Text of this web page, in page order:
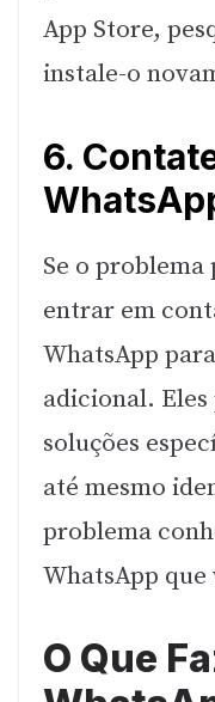
App Store,
instale-o
6.
Se o
entrar em
WhatsApp
adicional.
soluções
até mesmo
problema
WhatsApp que
O Que